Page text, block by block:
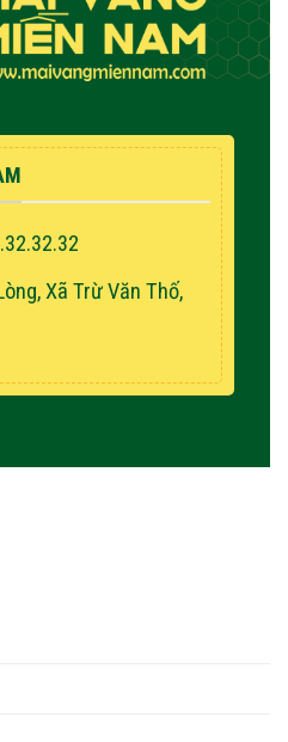
Xã Trừ Văn Thố,